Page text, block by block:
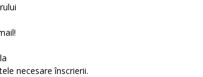
necesare înscrierii.